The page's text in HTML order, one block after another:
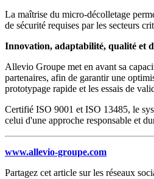
La maîtrise du micro-décolletage
de sécurité requises par les secteurs
Innovation, adaptabilité, qualité et
Allevio Groupe met en avant sa
partenaires, afin de garantir une
prototypage rapide et les essais de
Certifié ISO 9001 et ISO 13485, le
celui d'une approche responsable et
www.allevio-groupe.com
Partagez cet article sur les réseaux